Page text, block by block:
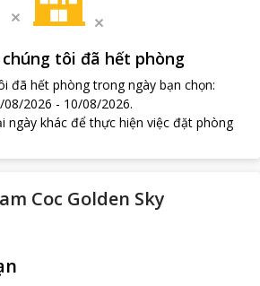
chúng tôi đã hết phòng
đã hết phòng trong ngày bạn chọn:
08/2026 - 10/08/2026.
ngày khác để thực hiện việc đặt phòng
Coc Golden Sky